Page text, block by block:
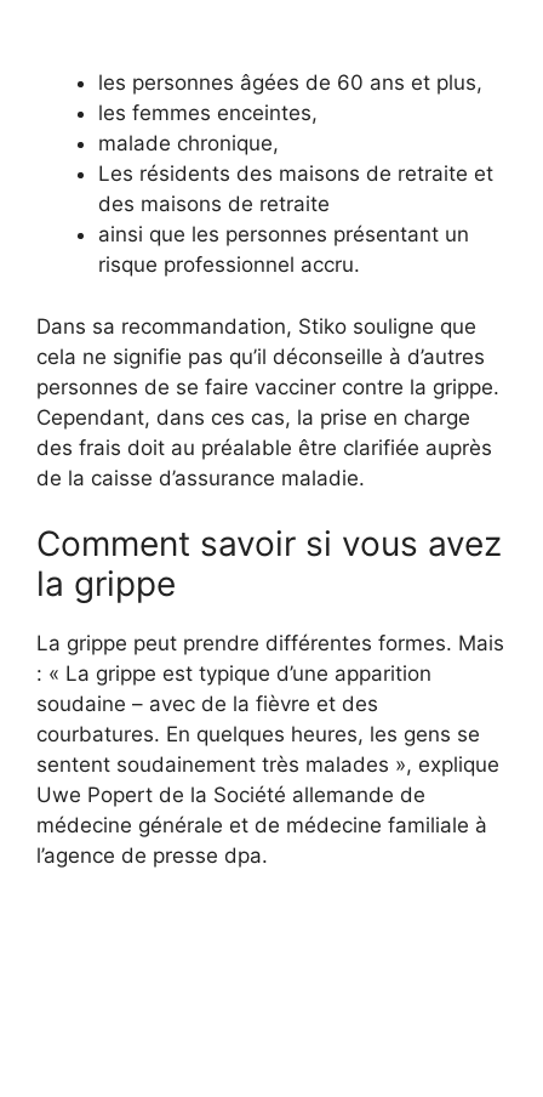
les personnes âgées de 60 ans et plus,
les femmes enceintes,
malade chronique,
Les résidents des maisons de retraite et
des maisons de retraite
ainsi que les personnes présentant un
risque professionnel accru.
Dans sa recommandation, Stiko souligne que
cela ne signifie pas qu’il déconseille à d’autres
personnes de se faire vacciner contre la grippe.
Cependant, dans ces cas, la prise en charge
des frais doit au préalable être clarifiée auprès
de la caisse d’assurance maladie.
Comment savoir si vous avez
la grippe
La grippe peut prendre différentes formes. Mais
: « La grippe est typique d’une apparition
soudaine – avec de la fièvre et des
courbatures. En quelques heures, les gens se
sentent soudainement très malades », explique
Uwe Popert de la Société allemande de
médecine générale et de médecine familiale à
l’agence de presse dpa.